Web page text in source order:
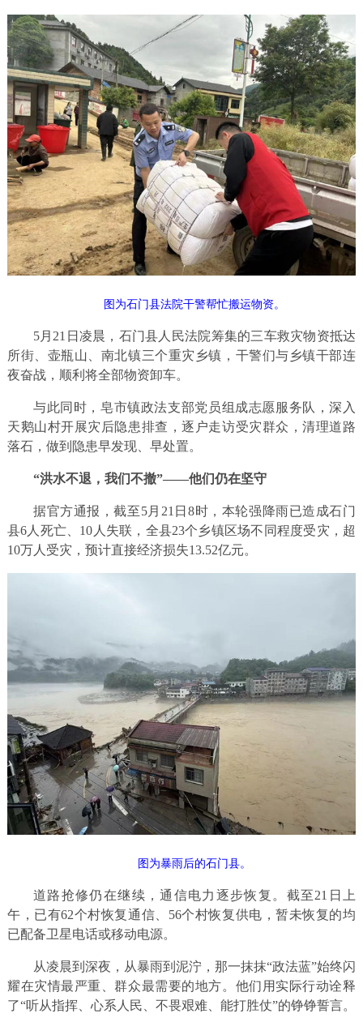
图为石门县法院干警帮忙搬运物资。
5月21日凌晨，石门县人民法院筹集的三车救灾物资抵达
所街、壶瓶山、南北镇三个重灾乡镇，干警们与乡镇干部连
夜奋战，顺利将全部物资卸车。
与此同时，皂市镇政法支部党员组成志愿服务队，深入
天鹅山村开展灾后隐患排查，逐户走访受灾群众，清理道路
落石，做到隐患早发现、早处置。
“洪水不退，我们不撤”——他们仍在坚守
据官方通报，截至5月21日8时，本轮强降雨已造成石门
县6人死亡、10人失联，全县23个乡镇区场不同程度受灾，超
10万人受灾，预计直接经济损失13.52亿元。
图为暴雨后的石门县。
道路抢修仍在继续，通信电力逐步恢复。截至21日上
午，已有62个村恢复通信、56个村恢复供电，暂未恢复的均
已配备卫星电话或移动电源。
从凌晨到深夜，从暴雨到泥泞，那一抹抹“政法蓝”始终闪
耀在灾情最严重、群众最需要的地方。他们用实际行动诠释
了“听从指挥、心系人民、不畏艰难、能打胜仗”的铮铮誓言。